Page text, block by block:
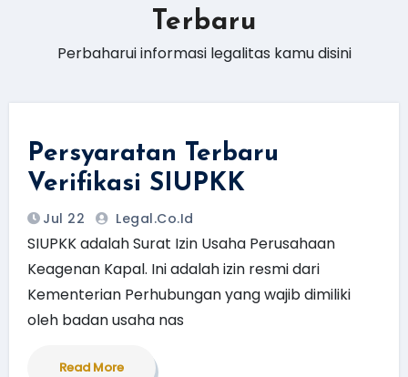
Terbaru
Perbaharui informasi legalitas kamu disini
Persyaratan Terbaru
Verifikasi SIUPKK
Jul 22 Legal.Co.id
SIUPKK adalah Surat Izin Usaha Perusahaan
Keagenan Kapal. Ini adalah izin resmi dari
Kementerian Perhubungan yang wajib dimiliki
oleh badan usaha nas
Read More